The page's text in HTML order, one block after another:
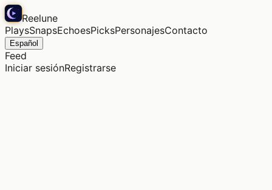
Reelune
PlaysSnapsEchoesPicksPersonajesContacto
Español
Feed
Iniciar sesiónRegistrarse